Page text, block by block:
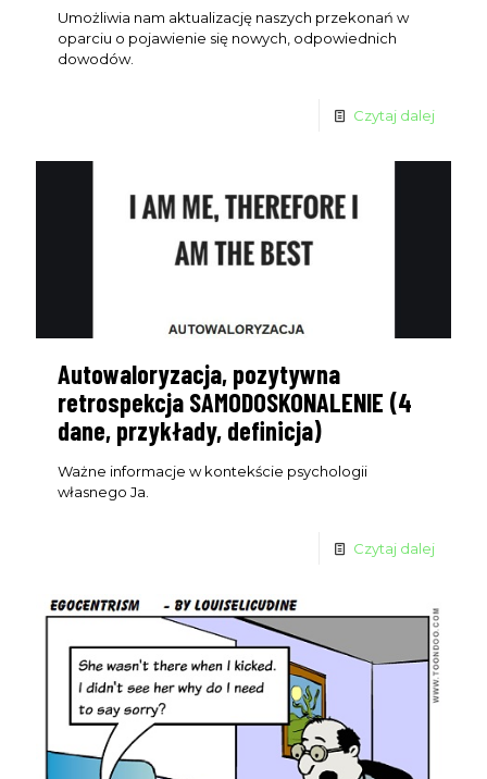
Umożliwia nam aktualizację naszych przekonań w
oparciu o pojawienie się nowych, odpowiednich
dowodów.
Czytaj dalej
Autowaloryzacja, pozytywna
retrospekcja SAMODOSKONALENIE (4
dane, przykłady, definicja)
Ważne informacje w kontekście psychologii
własnego Ja.
Czytaj dalej
Dołącz do nasNA ŻYWO
różne tematy i odpowiadamy na pytania, które pomogą Ci
których gospodarzem jest CEO UniqueSEO - Rafał
Szrajnert.
Live odbywa się 1 w miesiącu io terminie powiadamiamy
tylko subskrybentów email.
First
Name
Imię